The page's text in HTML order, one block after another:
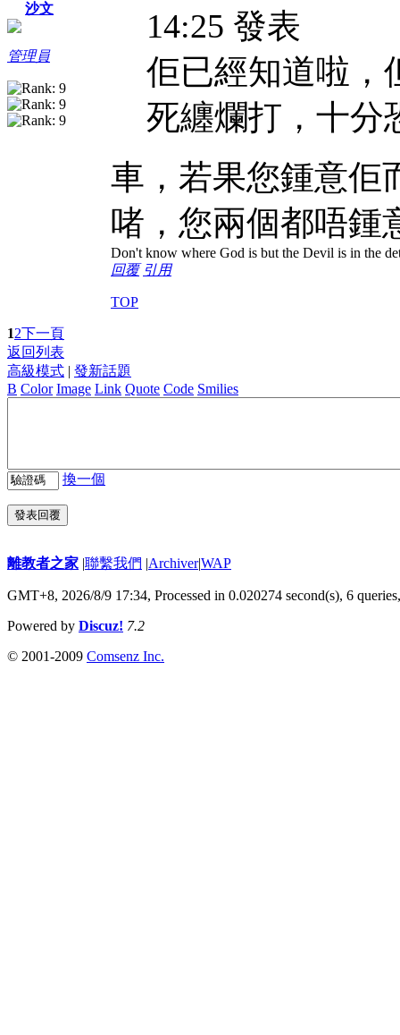
沙文
管理員
14:25 發表
佢已經知道啦，
死纏爛打，十分
車，若果您鍾意佢
啫，您兩個都唔鍾
Don't know where God is but the Devil is in the
回覆 引用
TOP
12下一頁
返回列表
高級模式 | 發新話題
B Color Image Link Quote Code Smilies
換一個
發表回覆
離教者之家 |聯繫我們 |Archiver|WAP
GMT+8, 2026/8/9 17:34, Processed in 0.020274 second(s), 6
Powered by Discuz! 7.2
© 2001-2009 Comsenz Inc.